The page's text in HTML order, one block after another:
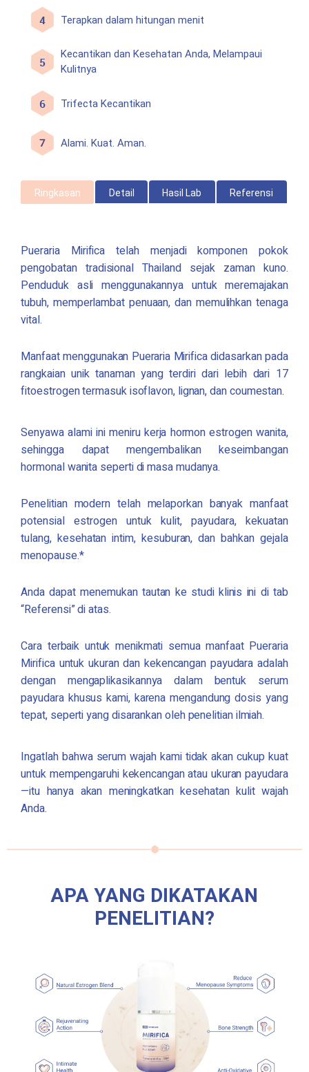
Terapkan dalam hitungan menit
Kecantikan dan Kesehatan Anda, Melampaui
Kulitnya
Trifecta Kecantikan
Alami. Kuat. Aman.
Ringkasan Detail Hasil Lab Referensi
Pueraria Mirifica telah menjadi komponen pokok
pengobatan tradisional Thailand sejak zaman kuno.
Penduduk asli menggunakannya untuk meremajakan
tubuh, memperlambat penuaan, dan memulihkan tenaga
vital.
Manfaat menggunakan Pueraria Mirificadidasarkan pada
rangkaian unik tanaman yang terdiri dari lebih dari 17
fitoestrogen termasuk isoflavon, lignan, dan coumestan.
Senyawa alami ini meniru kerja hormon estrogen wanita,
sehingga dapat mengembalikan keseimbangan
hormonal wanita seperti di masa mudanya.
Penelitian modern telah melaporkan banyak manfaat
potensial estrogen untuk kulit, payudara, kekuatan
tulang, kesehatan intim, kesuburan, dan bahkan gejala
menopause.*
Anda dapat menemukan tautan ke studi klinis ini di tab
“Referensi” di atas.
Cara terbaik untuk menikmati semua manfaat Pueraria
Mirificauntuk ukuran dan kekencangan payudara adalah
dengan mengaplikasikannya dalam bentuk serum
payudara khusus kami, karena mengandung dosis yang
tepat, seperti yang disarankan oleh penelitian ilmiah.
Ingatlah bahwa serum wajah kami tidak akan cukup kuat
untuk mempengaruhi kekencangan atau ukuran payudara
—itu hanya akan meningkatkan kesehatan kulit wajah
Anda.
APA YANG DIKATAKAN
PENELITIAN?